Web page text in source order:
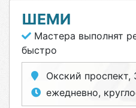
ШЕМИ
Мастера выполнят
быстро
Окский проспект,
ежедневно,